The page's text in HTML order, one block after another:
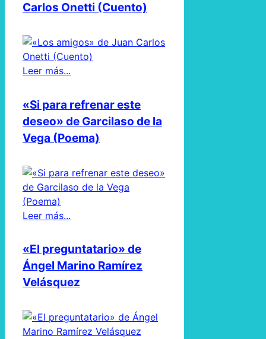
Carlos Onetti (Cuento)
Leer más...
«Si para refrenar este
deseo» de Garcilaso de la
Vega (Poema)
Leer más...
«El preguntatario» de
Ángel Marino Ramírez
Velásquez